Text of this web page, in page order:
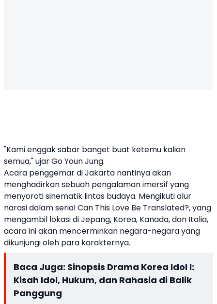
"Kami enggak sabar banget buat ketemu kalian
semua," ujar Go Youn Jung.
Acara penggemar di Jakarta nantinya akan
menghadirkan sebuah pengalaman imersif yang
menyoroti sinematik lintas budaya. Mengikuti alur
narasi dalam serial Can This Love Be Translated?, yang
mengambil lokasi di Jepang, Korea, Kanada, dan Italia,
acara ini akan mencerminkan negara-negara yang
dikunjungi oleh para karakternya.
Baca Juga: Sinopsis Drama Korea Idol I:
Kisah Idol, Hukum, dan Rahasia di Balik
Panggung